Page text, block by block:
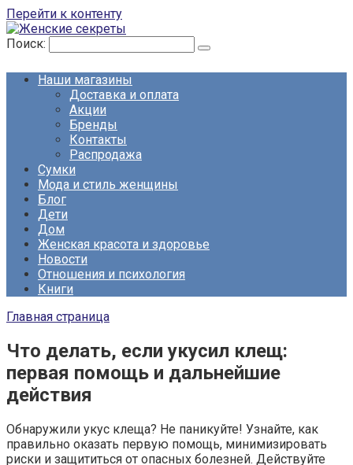
Перейти к контенту
Поиск:
Наши магазины
Доставка и оплата
Акции
Бренды
Контакты
Распродажа
Сумки
Мода и стиль женщины
Блог
Дети
Дом
Женская красота и здоровье
Новости
Отношения и психология
Книги
Главная страница
Что делать, если укусил клещ:
первая помощь и дальнейшие
действия
Обнаружили укус клеща? Не паникуйте! Узнайте, как
правильно оказать первую помощь, минимизировать
риски и защититься от опасных болезней. Действуйте